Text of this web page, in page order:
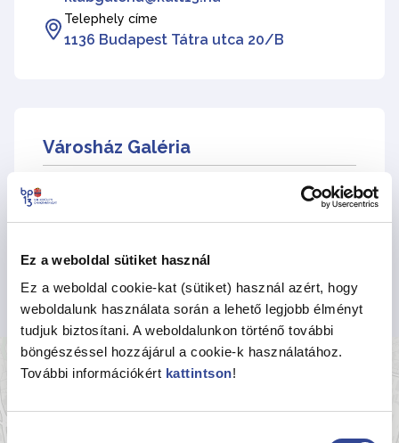
Ez a weboldal sütiket használ
Ez a weboldal cookie-kat (sütiket) használ azért, hogy
weboldalunk használata során a lehető legjobb élményt
tudjuk biztosítani. A weboldalunkon történő további
böngészéssel hozzájárul a cookie-k használatához.
További információkért kattintson!
Hozzájárulás
Telephely címe
1136 Budapest Tátra utca 20/B
Városház Galéria
Telephely címe
−